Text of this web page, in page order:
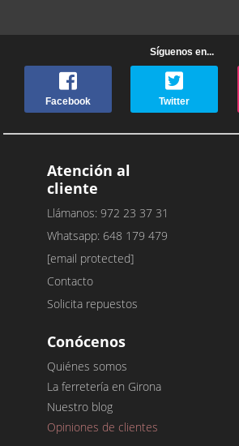
Síguenos en...
Facebook Twitter
Atención al
cliente
Llámanos: 972 23 37 31
Whatsapp: 648 179 479
[email protected]
Contacto
Solicita repuestos
Conócenos
Quiénes somos
La ferretería en Girona
Nuestro blog
Opiniones de clientes